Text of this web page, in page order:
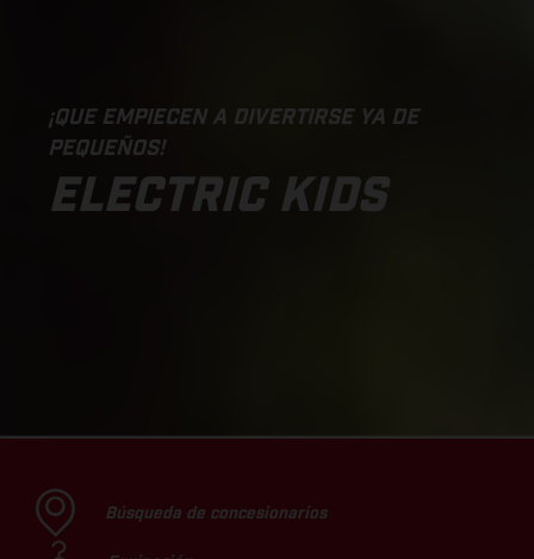
¡QUE EMPIECEN A DIVERTIRSE YA DE
PEQUEÑOS!
ELECTRIC KIDS
Búsqueda de concesionarios